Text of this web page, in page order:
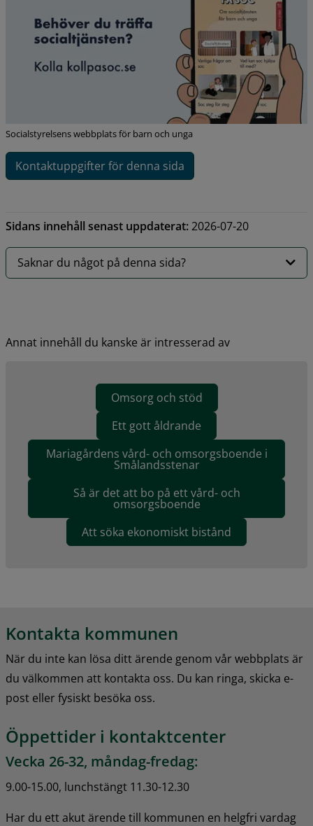
Socialstyrelsens webbplats för barn och unga
Kontaktuppgifter för denna sida
Sidans innehåll senast uppdaterat:2026-07-20
Saknar du något på denna sida?
Annat innehåll du kanske är intresserad av
Omsorg och stöd
Ett gott åldrande
Mariagårdens vård- och omsorgsboende i
Smålandsstenar
Så är det att bo på ett vård- och
omsorgsboende
Att söka ekonomiskt bistånd
Kontakta kommunen
När du inte kan lösa ditt ärende genom vår webbplats är
du välkommen att kontakta oss. Du kan ringa, skicka e-
post eller fysiskt besöka oss.
Öppettider i kontaktcenter
Vecka 26-32, måndag-fredag:
9.00-15.00, lunchstängt 11.30-12.30
Har du ett akut ärende till kommunen en helgfri vardag